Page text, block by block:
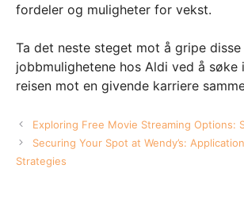
fordeler og muligheter for vekst.
Ta det neste steget mot å gripe disse
jobbmulighetene hos Aldi ved å
reisen mot en givende karriere
Exploring Free Movie Streaming Options:
Securing Your Spot at Wendy’s:
Strategies